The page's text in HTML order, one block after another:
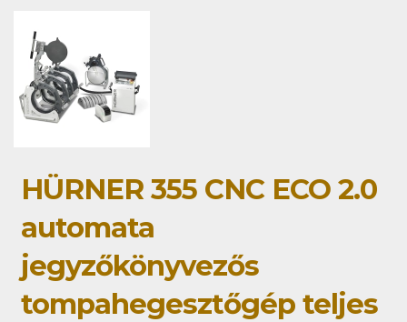
HÜRNER 355 CNC ECO 2.0
automata
jegyzőkönyvezős
tompahegesztőgép teljes